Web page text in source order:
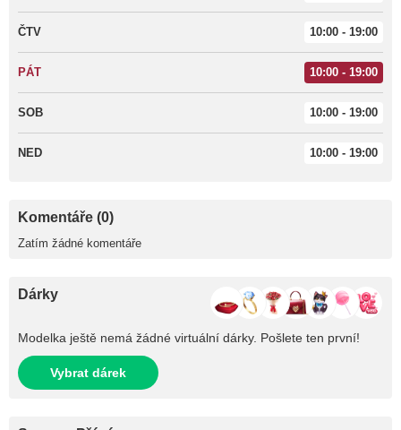
ČTV 10:00 - 19:00
PÁT 10:00 - 19:00
SOB 10:00 - 19:00
NED 10:00 - 19:00
Komentáře (0)
Zatím žádné komentáře
Dárky
Modelka ještě nemá žádné virtuální dárky. Pošlete ten první!
Vybrat dárek